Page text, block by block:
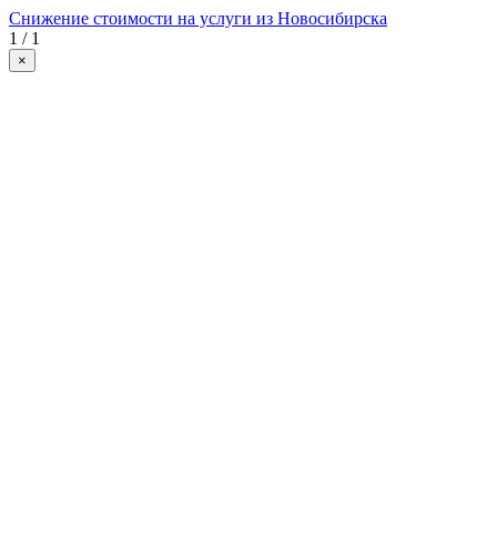
Снижение стоимости на услуги из Новосибирска
1 / 1
×